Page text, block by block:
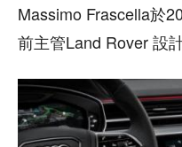
Massimo Frascella於
前主管Land Rover 設計